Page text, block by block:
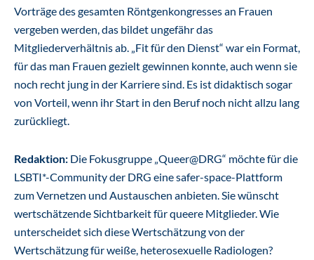
Vorträge des gesamten Röntgenkongresses an Frauen
vergeben werden, das bildet ungefähr das
Mitgliederverhältnis ab. „Fit für den Dienst“ war ein Format,
für das man Frauen gezielt gewinnen konnte, auch wenn sie
noch recht jung in der Karriere sind. Es ist didaktisch sogar
von Vorteil, wenn ihr Start in den Beruf noch nicht allzu lang
zurückliegt.
Redaktion: Die Fokusgruppe „Queer@DRG“ möchte für die
LSBTI*-Community der DRG eine safer-space-Plattform
zum Vernetzen und Austauschen anbieten. Sie wünscht
wertschätzende Sichtbarkeit für queere Mitglieder. Wie
unterscheidet sich diese Wertschätzung von der
Wertschätzung für weiße, heterosexuelle Radiologen?